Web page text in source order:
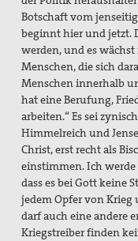
Botschaft vom
beginnt hier und jetzt.
werden, und es
Menschen, die sich
Menschen innerhalb
hat eine Berufung,
arbeiten.“ Es sei
Himmelreich und
Christ, erst recht als
einstimmen. Ich
dass es bei Gott keine
jedem Opfer von
darf auch eine andere
Kriegstreiber finden